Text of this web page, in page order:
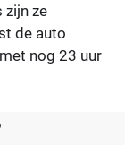
zijn ze
de auto
nog 23 uur